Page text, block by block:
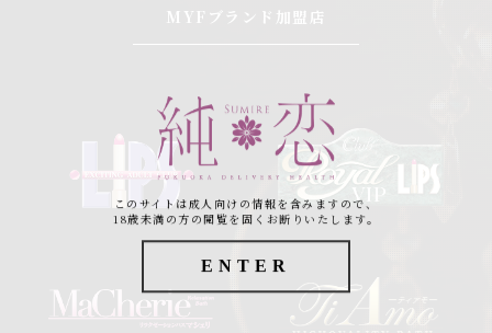
このサイトは成人向けの情報を含みますので、
18歳未満の方の閲覧を固くお断りいたします。
ENTER
MYFブランド加盟店